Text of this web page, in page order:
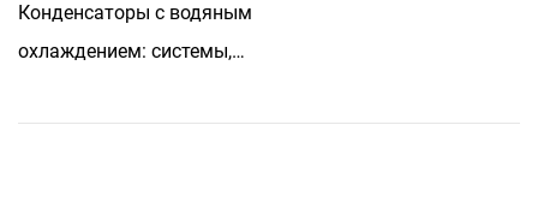
Конденсаторы с водяным
охлаждением: системы,
тепловые данные